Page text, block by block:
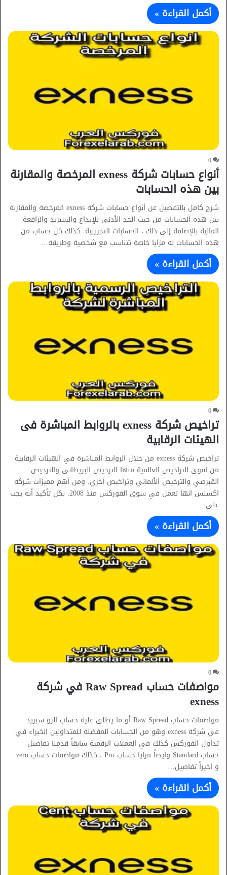
أكمل القراءة »
0
أنواع حسابات شركة exness المرخصة والمقارنة
بين هذه الحسابات
شرح كامل بالتفصيل عن أنواع حسابات شركة exness المرخصة والمقارنة
بين هذه الحسابات من حيث الحد الأدنى للإيداع والسبريد والرافعة
المالية بالإضافة إلى ذلك ، الحسابات التجريبية. كذلك كل حساب من
هذه الحسابات له مزايا خاصة تتناسب مع شخصية وطريقة…
أكمل القراءة »
0
تراخيص شركة exness بالروابط المباشرة فى
الهيئات الرقابية
تراخيص شركة exness من خلال الروابط المباشرة في الهيئات الرقابية
من اقوي التراخيص العالمية منها الترخيص البريطاني والترخيص
القبرصي والترخيص الألماني وتراخيص أخري. ومن أهم مميزات شركة
اكسنس انها تعمل في سوق الفوركس منذ 2008. بكل تأكيد أنه يجب
على…
أكمل القراءة »
0
مواصفات حساب Raw Spread في شركة
exness
مواصفات حساب Raw Spread أو ما يطلق عليه حساب الرو سبريد
في شركة exness وهو من الحسابات المفضلة للمتداولين الخبراء في
تداول الفوركس كذلك في العملات الرقمية سابقاً قدمنا تفاصيل
و اخيراً تفاصيل…
أكمل القراءة »